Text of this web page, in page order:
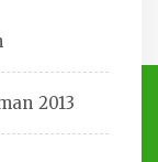
2013